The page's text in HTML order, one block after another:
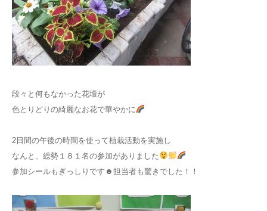
段々と何もなかった花壇が
色とりどりの綺麗なお花で華やかに
2日間の午後の時間を使って植栽活動を実施し
なんと、総勢１８１名の参加がありました
参加シールもぎっしりです☻担当者も驚きでした！！